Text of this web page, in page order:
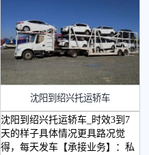
沈阳到绍兴托运轿车
沈阳到绍兴托运轿车_时效3到7
天的样子具体情况更具路况觉
得，每天发车【承接业务】：私